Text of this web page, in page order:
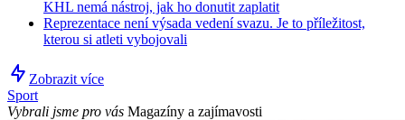
KHL nemá nástroj, jak ho donutit zaplatit
Reprezentace není výsada vedení svazu. Je to příležitost,
kterou si atleti vybojovali
Zobrazit více
Sport
Vybrali jsme pro vás Magazíny a zajímavosti